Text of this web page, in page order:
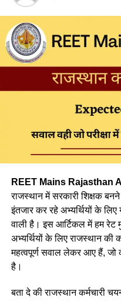
Q. भाषा उस ध्वन्यात्मक रूप को
(a) आत्मा की आवाज है।
(b) अभिव्यक्ति का व्यवहार है।
(c) ह्रदय तंत्र की झंकार है।
Ans :- (d)
Q. निम्न में से किस सोपान के
(a) जिज्ञासा
(b) अभ्यास
(c) अनुकरण
(d) उपर्युक्त सभी
Ans :- (a)
REET Mains Rajasthan
राजस्थान में सरकारी शिक्षक
इंतजार कर रहे अभ्यर्थियों के लिए
वाली है। इस आर्टिकल में हम रेट
अभ्यर्थियों के लिए राजस्थान
महत्वपूर्ण सवाल लेकर आए हैं, जो
है।
बता दे की राजस्थान कर्मचारी